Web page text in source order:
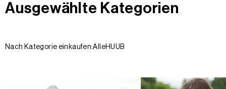
Ausgewählte Kategorien
Nach Kategorie einkaufen:AlleHUUB